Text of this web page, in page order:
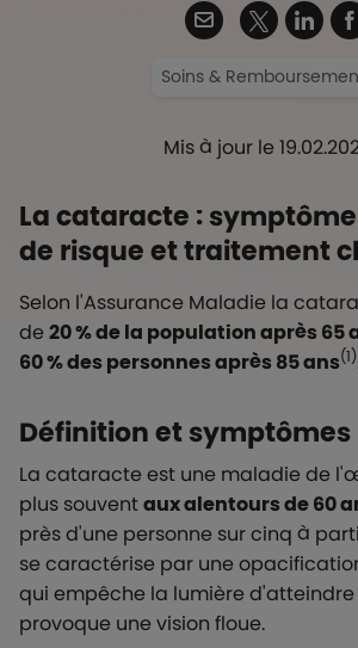
Mis à jour le
Soins &
Twitter
La cataracte :
de risque et traitement
Selon l'Assurance Maladie la
de20 % de la population après 65
60 % des personnes après 85 ans(1)
Définition et symptômes
La cataracte est une maladie de
plus souventaux alentours de 60
près d'une personne sur cinq à
se caractérise par une
qui empêche la lumière
provoque une vision floue.